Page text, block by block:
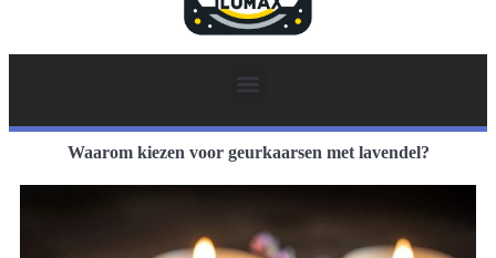
Waarom kiezen voor geurkaarsen met lavendel?